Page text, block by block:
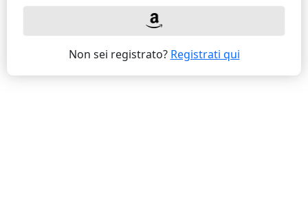
Non sei registrato? Registrati qui